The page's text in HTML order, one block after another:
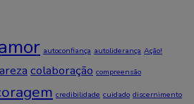
autoconfiança autoliderança Ação!
colaboração compreensão
credibilidade cuidado discernimento